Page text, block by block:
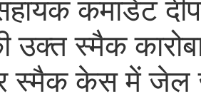
कमांडेंट
उक्त स्मैक
स्मैक केस में